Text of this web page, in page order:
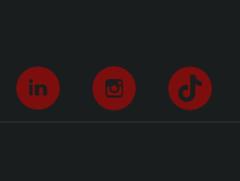
CAD